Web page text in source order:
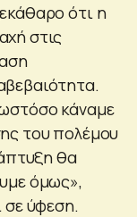
ότι η
στις
κάναμε
του πολέμου
θα
όμως»,
σε ύφεση.